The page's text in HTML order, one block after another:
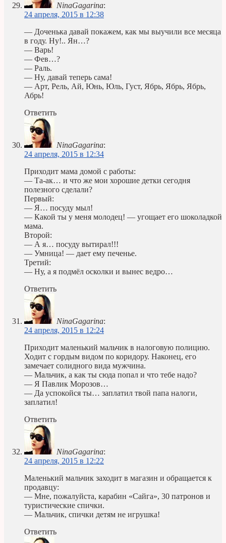
NinaGagarina:
24 апреля, 2015 в 12:38
— Доченька давай покажем, как мы выучили все месяца
в году. Ну!.. Ян…?
— Варь!
— Фев…?
— Раль.
— Ну, давай теперь сама!
— Арт, Рель, Ай, Юнь, Юль, Густ, Ябрь, Ябрь, Ябрь,
Абрь!
Ответить
NinaGagarina:
24 апреля, 2015 в 12:34
Приходит мама домой с работы:
— Та-ак… и что же мои хорошие детки сегодня
полезного сделали?
Первый:
— Я… посуду мыл!
— Какой ты у меня молодец! — угощает его шоколадкой
мама.
Второй:
— А я… посуду вытирал!!!
— Умница! — дает ему печенье.
Третий:
— Ну, а я подмёл осколки и вынес ведро…
Ответить
NinaGagarina:
24 апреля, 2015 в 12:24
Приходит маленький мальчик в налоговую полицию.
Ходит с гордым видом по коридору. Наконец, его
замечает солидного вида мужчина.
— Мальчик, а как ты сюда попал и что тебе надо?
— Я Павлик Морозов…
— Да успокойся ты… заплатил твой папа налоги,
заплатил!
Ответить
NinaGagarina:
24 апреля, 2015 в 12:22
Маленький мальчик заходит в магазин и обращается к
продавцу:
— Мне, пожалуйста, карабин «Сайга», 30 патронов и
туристические спички.
— Мальчик, спички детям не игрушка!
Ответить